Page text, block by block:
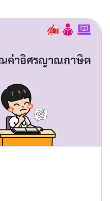
ค่าอิศรญาณภาษิต